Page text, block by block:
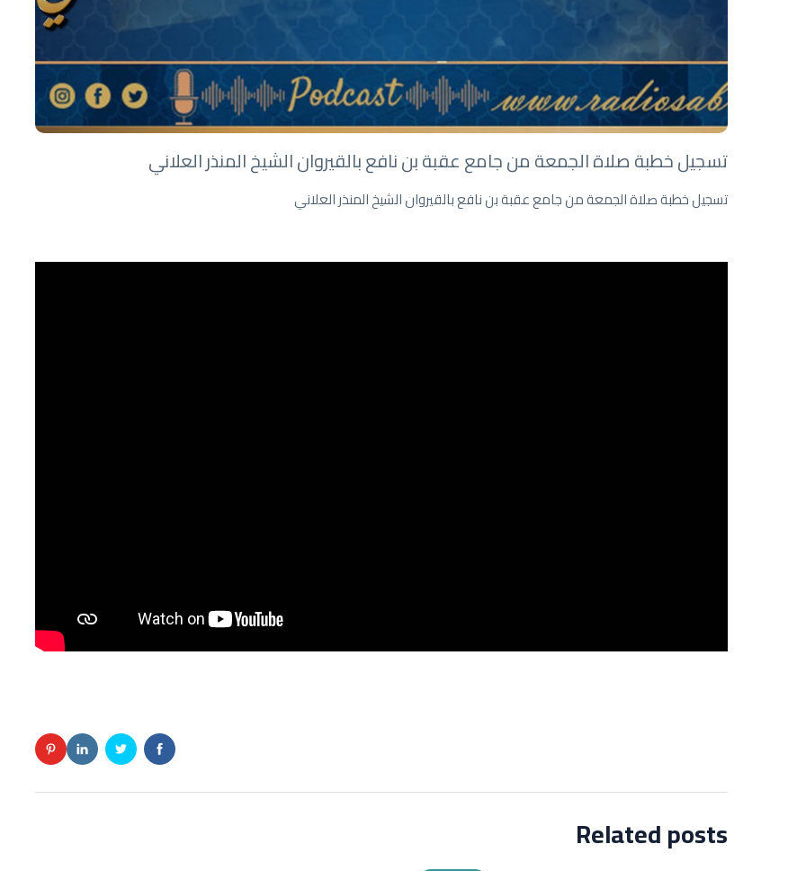
تسجيل خطبة صلاة الجمعة من جامع عقبة بن نافع بالقيروان الشيخ المنذر العلاني
تسجيل خطبة صلاة الجمعة من جامع عقبة بن نافع بالقيروان الشيخ المنذر العلاني
Related posts